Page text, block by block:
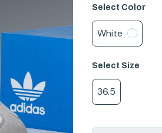
Select Color
White
Select Size
36.5